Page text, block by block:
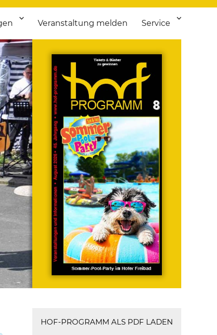
Flohmarkt.
Veranstaltung melden Service
HOF-PROGRAMM ALS PDF LADEN